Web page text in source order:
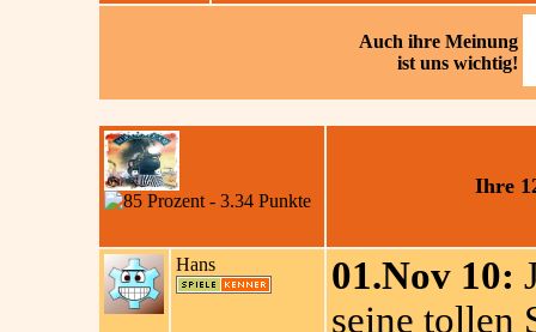
Auch ihre Meinung
ist uns wichtig!
Ihre
Hans 01.Nov 10:
seine tollen